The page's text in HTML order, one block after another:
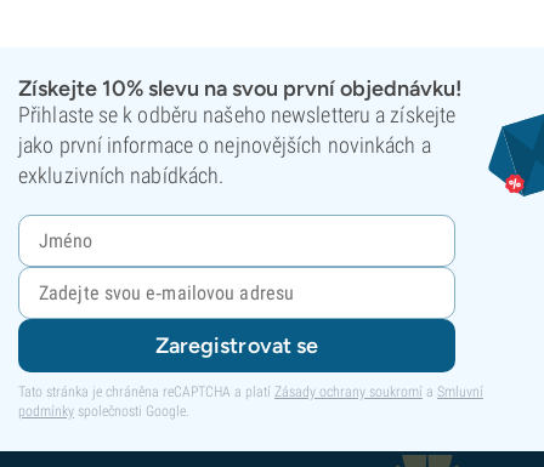
Získejte 10% slevu na svou první objednávku!
Přihlaste se k odběru našeho newsletteru a získejte
jako první informace o nejnovějších novinkách a
exkluzivních nabídkách.
Zaregistrovat se
Tato stránka je chráněna reCAPTCHA a platí Zásady ochrany soukromí a Smluvní
podmínky společnosti Google.